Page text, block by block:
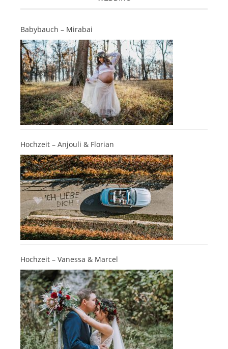
Babybauch – Mirabai
Hochzeit – Anjouli & Florian
Hochzeit – Vanessa & Marcel